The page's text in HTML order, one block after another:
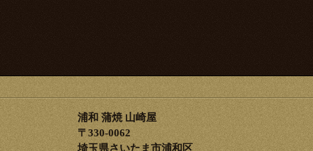
浦和 蒲焼 山崎屋
〒330-0062
埼玉県さいたま市浦和区